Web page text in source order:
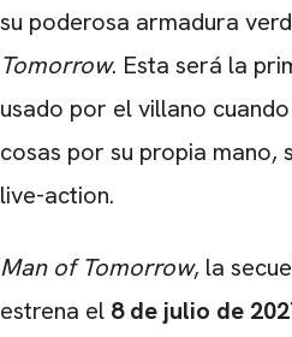
su poderosa armadura
Tomorrow. Esta será la
usado por el villano
cosas por su propia mano,
live-action.
Man of Tomorrow, la
estrena el 8 de julio de